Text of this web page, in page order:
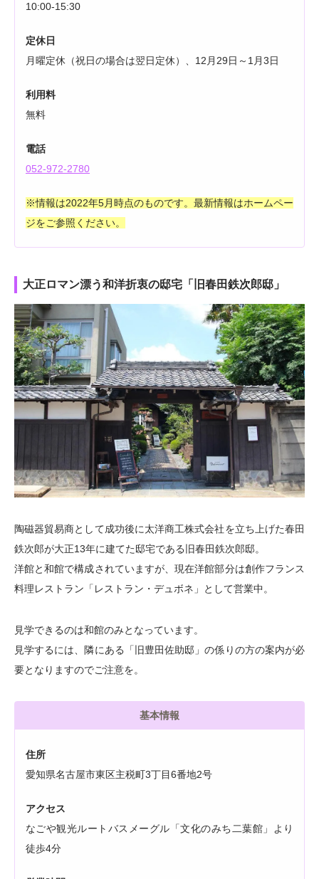
10:00-15:30
定休日
月曜定休（祝日の場合は翌日定休）、12月29日～1月3日
利用料
無料
電話
052-972-2780
※情報は2022年5月時点のものです。最新情報はホームペー
ジをご参照ください。
大正ロマン漂う和洋折衷の邸宅「旧春田鉄次郎邸」
陶磁器貿易商として成功後に太洋商工株式会社を立ち上げた春田
鉄次郎が大正13年に建てた邸宅である旧春田鉄次郎邸。
洋館と和館で構成されていますが、現在洋館部分は創作フランス
料理レストラン「レストラン・デュボネ」として営業中。
見学できるのは和館のみとなっています。
見学するには、隣にある「旧豊田佐助邸」の係りの方の案内が必
要となりますのでご注意を。
基本情報
住所
愛知県名古屋市東区主税町3丁目6番地2号
アクセス
なごや観光ルートバスメーグル「文化のみち二葉館」より
徒歩4分